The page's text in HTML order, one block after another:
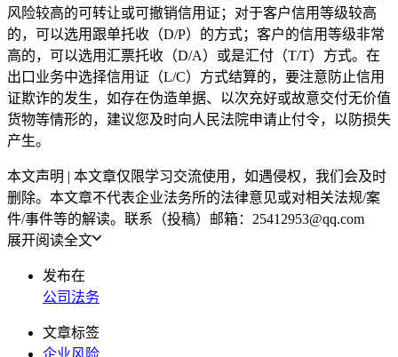
风险较高的可转让或可撤销信用证；对于客户信用等级较高
的，可以选用跟单托收（D/P）的方式；客户的信用等级非常
高的，可以选用汇票托收（D/A）或是汇付（T/T）方式。在
出口业务中选择信用证（L/C）方式结算的，要注意防止信用
证欺诈的发生，如存在伪造单据、以次充好或故意交付无价值
货物等情形的，建议您及时向人民法院申请止付令，以防损失
产生。
本文声明 | 本文章仅限学习交流使用，如遇侵权，我们会及时
删除。本文章不代表企业法务所的法律意见或对相关法规/案
件/事件等的解读。联系（投稿）邮箱：25412953@qq.com
展开阅读全文
发布在
公司法务
文章标签
企业风险